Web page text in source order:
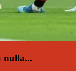
nulla...